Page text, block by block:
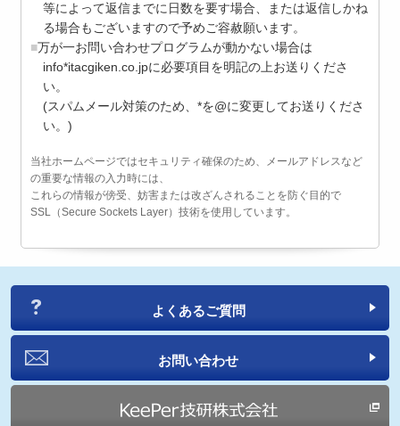
等によって返信までに日数を要す場合、または返信しかね
る場合もございますので予めご容赦願います。
万が一お問い合わせプログラムが動かない場合は
info*itacgiken.co.jpに必要項目を明記の上お送りくださ
い。
(スパムメール対策のため、*を@に変更してお送りくださ
い。)
当社ホームページではセキュリティ確保のため、メールアドレスなど
の重要な情報の入力時には、
これらの情報が傍受、妨害または改ざんされることを防ぐ目的で
SSL（Secure Sockets Layer）技術を使用しています。
よくあるご質問
お問い合わせ